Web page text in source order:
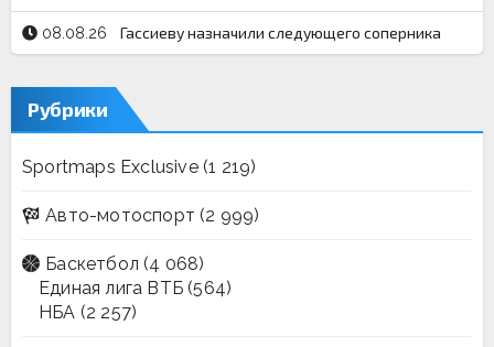
08.08.26 Гассиеву назначили следующего соперника
Рубрики
Sportmaps Exclusive(1 219)
Авто-мотоспорт (2 999)
Баскетбол (4 068)
Единая лига ВТБ (564)
НБА (2 257)